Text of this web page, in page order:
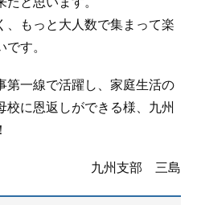
、もっと大人数で集まって楽
す。
第一線で活躍し、家庭生活の
校に恩返しができる様、九州
九州支部 三島